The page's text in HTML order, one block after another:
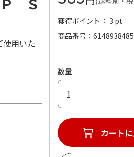
使用いた
獲得ポイント： 3 pt
商品番号
6148938485
数量
カート